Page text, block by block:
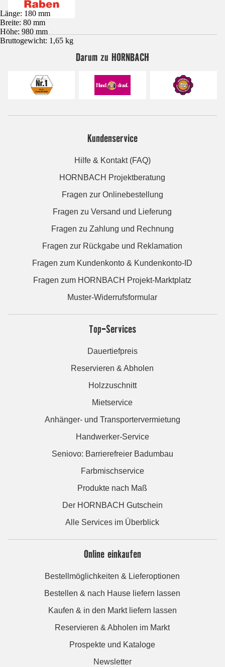
Länge: 180 mm
Breite: 80 mm
Höhe: 980 mm
Bruttogewicht: 1,65 kg
Darum zu HORNBACH
Kundenservice
Hilfe & Kontakt (FAQ)
HORNBACH Projektberatung
Fragen zur Onlinebestellung
Fragen zu Versand und Lieferung
Fragen zu Zahlung und Rechnung
Fragen zur Rückgabe und Reklamation
Fragen zum Kundenkonto & Kundenkonto-ID
Fragen zum HORNBACH Projekt-Marktplatz
Muster-Widerrufsformular
Top-Services
Dauertiefpreis
Reservieren & Abholen
Holzzuschnitt
Mietservice
Anhänger- und Transportervermietung
Handwerker-Service
Seniovo: Barrierefreier Badumbau
Farbmischservice
Produkte nach Maß
Der HORNBACH Gutschein
Alle Services im Überblick
Online einkaufen
Bestellmöglichkeiten & Lieferoptionen
Bestellen & nach Hause liefern lassen
Kaufen & in den Markt liefern lassen
Reservieren & Abholen im Markt
Prospekte und Kataloge
Newsletter